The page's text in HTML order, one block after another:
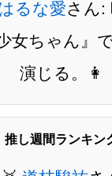
るな愛さん:
女ちゃん』
演じる。👩
推し週間ランキン